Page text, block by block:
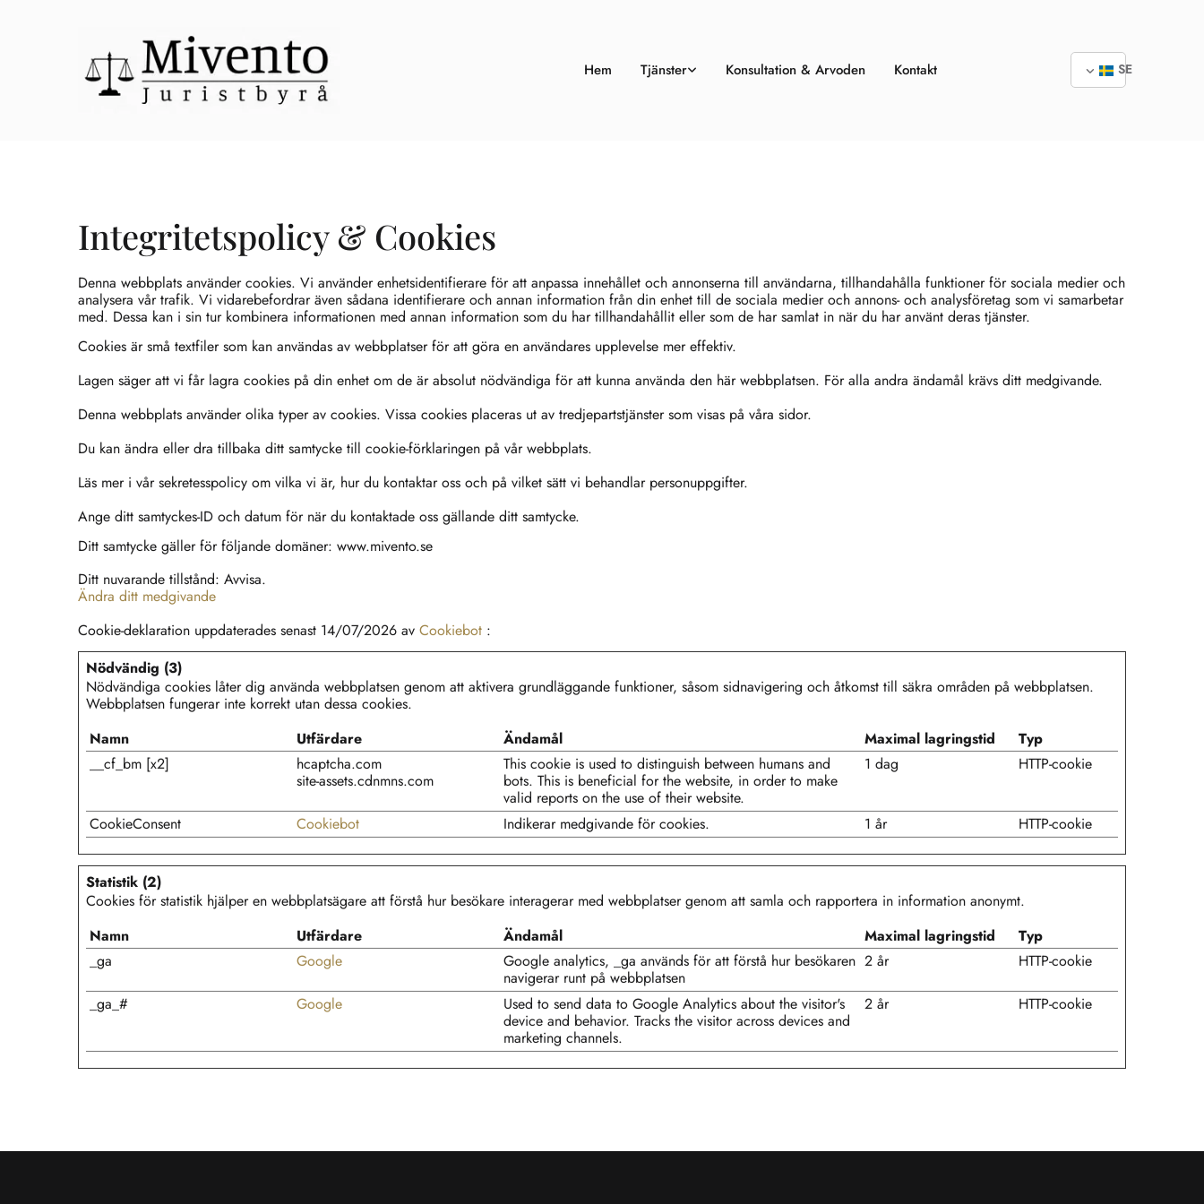
Hem Tjänster Konsultation & Arvoden Kontakt SE
Integritetspolicy & Cookies
Denna webbplats använder cookies. Vi använder enhetsidentifierare för att anpassa innehållet och annonserna till användarna, tillhandahålla funktioner för sociala medier och
analysera vår trafik. Vi vidarebefordrar även sådana identifierare och annan information från din enhet till de sociala medier och annons- och analysföretag som vi samarbetar
med. Dessa kan i sin tur kombinera informationen med annan information som du har tillhandahållit eller som de har samlat in när du har använt deras tjänster.
Cookies är små textfiler som kan användas av webbplatser för att göra en användares upplevelse mer effektiv.
Lagen säger att vi får lagra cookies på din enhet om de är absolut nödvändiga för att kunna använda den här webbplatsen. För alla andra ändamål krävs ditt medgivande.
Denna webbplats använder olika typer av cookies. Vissa cookies placeras ut av tredjepartstjänster som visas på våra sidor.
Du kan ändra eller dra tillbaka ditt samtycke till cookie-förklaringen på vår webbplats.
Läs mer i vår sekretesspolicy om vilka vi är, hur du kontaktar oss och på vilket sätt vi behandlar personuppgifter.
Ange ditt samtyckes-ID och datum för när du kontaktade oss gällande ditt samtycke.
Ditt samtycke gäller för följande domäner: www.mivento.se
Ditt nuvarande tillstånd: Avvisa.
Ändra ditt medgivande
Cookie-deklaration uppdaterades senast 14/07/2026 av Cookiebot :
Nödvändig (3)
Nödvändiga cookies låter dig använda webbplatsen genom att aktivera grundläggande funktioner, såsom sidnavigering och åtkomst till säkra områden på webbplatsen.
Webbplatsen fungerar inte korrekt utan dessa cookies.
Namn
Utfärdare Ändamål Maximal lagringstid
Typ
__cf_bm [x2]
hcaptcha.com
site-assets.cdnmns.com
This cookie is used to distinguish between humans and
bots. This is beneficial for the website, in order to make
valid reports on the use of their website.
1 dag HTTP-cookie
CookieConsent Cookiebot Indikerar medgivande för cookies. 1 år HTTP-cookie
Statistik (2)
Cookies för statistik hjälper en webbplatsägare att förstå hur besökare interagerar med webbplatser genom att samla och rapportera in information anonymt.
Namn
Utfärdare Ändamål Maximal lagringstid
Typ
_ga
Google
Google analytics, _ga används för att förstå hur besökaren
navigerar runt på webbplatsen
2 år HTTP-cookie
_ga_# Google
Used to send data to Google Analytics about the visitor's
device and behavior. Tracks the visitor across devices and
marketing channels.
2 år HTTP-cookie